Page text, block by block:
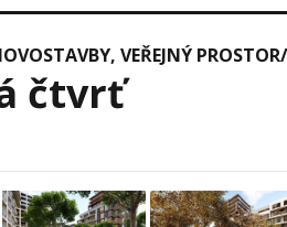
, VEŘEJNÝ
čtvrť